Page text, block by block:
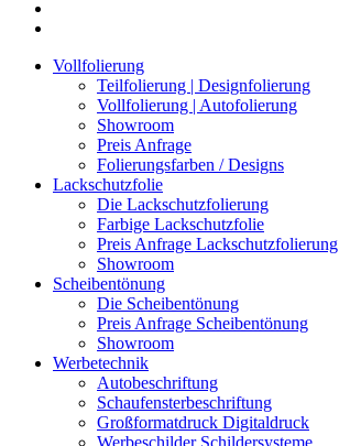
Vollfolierung
Teilfolierung | Designfolierung
Vollfolierung | Autofolierung
Showroom
Preis Anfrage
Folierungsfarben / Designs
Lackschutzfolie
Die Lackschutzfolierung
Farbige Lackschutzfolie
Preis Anfrage Lackschutzfolierung
Showroom
Scheibentönung
Die Scheibentönung
Preis Anfrage Scheibentönung
Showroom
Werbetechnik
Autobeschriftung
Schaufensterbeschriftung
Großformatdruck Digitaldruck
Werbeschilder Schildersysteme